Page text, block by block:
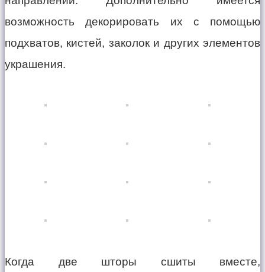
возможность декорировать их с помощью
подхватов, кистей, заколок и других элементов
украшения.
Когда две шторы сшиты вместе,